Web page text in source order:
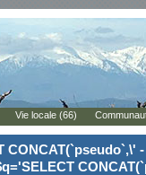
Vie locale (66)